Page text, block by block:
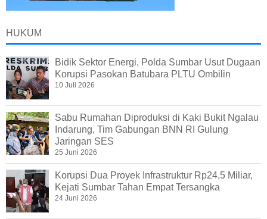
HUKUM
Bidik Sektor Energi, Polda Sumbar Usut Dugaan
Korupsi Pasokan Batubara PLTU Ombilin
10 Juli 2026
Sabu Rumahan Diproduksi di Kaki Bukit Ngalau
Indarung, Tim Gabungan BNN RI Gulung
Jaringan SES
25 Juni 2026
Korupsi Dua Proyek Infrastruktur Rp24,5 Miliar,
Kejati Sumbar Tahan Empat Tersangka
24 Juni 2026